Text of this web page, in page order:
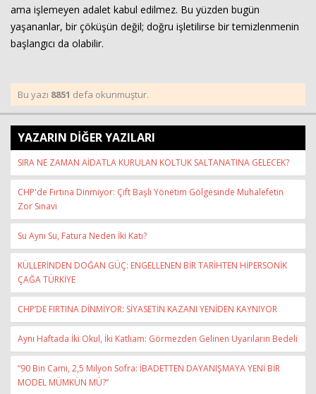
ama işlemeyen adalet kabul edilmez. Bu yüzden bugün
yaşananlar, bir çöküşün değil; doğru işletilirse bir temizlenmenin
başlangıcı da olabilir.
Bu yazı 8851 defa okunmuştur.
YAZARIN DİĞER YAZILARI
SIRA NE ZAMAN AİDATLA KURULAN KOLTUK SALTANATINA GELECEK?
CHP'de Fırtına Dinmiyor: Çift Başlı Yönetim Gölgesinde Muhalefetin
Zor Sınavı
Su Aynı Su, Fatura Neden İki Katı?
KÜLLERİNDEN DOĞAN GÜÇ: ENGELLENEN BİR TARİHTEN HİPERSONİK
ÇAĞA TÜRKİYE
CHP’DE FIRTINA DİNMİYOR: SİYASETİN KAZANI YENİDEN KAYNIYOR
Aynı Haftada İki Okul, İki Katliam: Görmezden Gelinen Uyarıların Bedeli
“90 Bin Cami, 2,5 Milyon Sofra: İBADETTEN DAYANIŞMAYA YENİ BİR
MODEL MÜMKÜN MÜ?”